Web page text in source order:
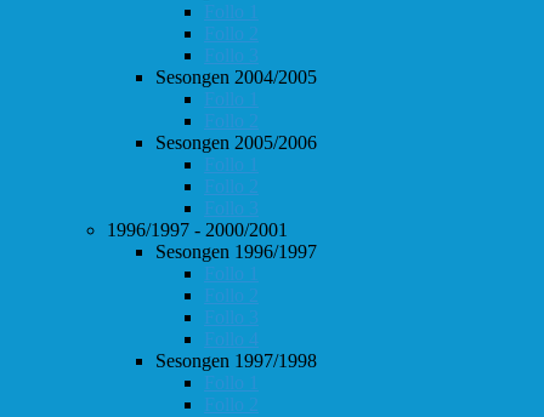
Follo 1
Follo 2
Follo 3
Sesongen 2004/2005
Follo 1
Follo 2
Sesongen 2005/2006
Follo 1
Follo 2
Follo 3
1996/1997 - 2000/2001
Sesongen 1996/1997
Follo 1
Follo 2
Follo 3
Follo 4
Sesongen 1997/1998
Follo 1
Follo 2